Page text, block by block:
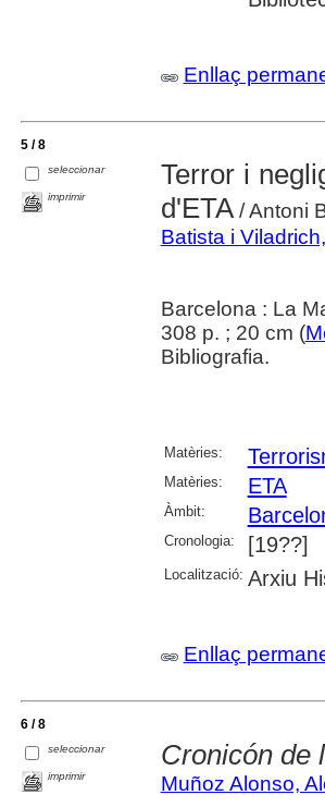
Enllaç
5 / 8
seleccionar
imprimir
Terror i
d'ETA/ Antoni
Batista i
Barcelona : La
308 p. ; 20 cm (
Bibliografia.
Matèries:
Matèries: ETA
Àmbit:
Cronologia: [19??]
Localització: Arxiu
Enllaç
6 / 8
seleccionar
imprimir
Cronicón de
Muñoz Alonso,